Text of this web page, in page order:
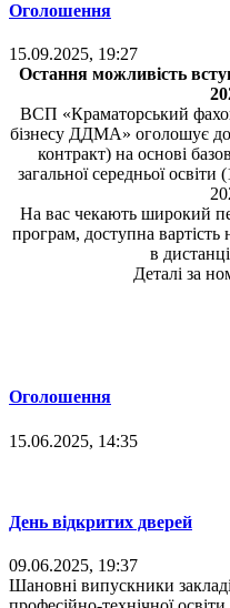
Оголошення
15.09.2025, 19:27
Остання можливість
ВСП «Краматорський
бізнесу ДДМА» оголошує
контракт) на основі
загальної середньої
На вас чекають широкий
програм, доступна вартість
в
Деталі за
Оголошення
15.06.2025, 14:35
День відкритих дверей
09.06.2025, 19:37
Шановні випускники